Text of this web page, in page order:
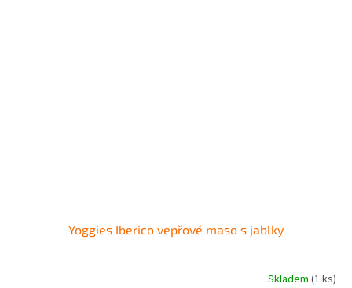
Yoggies Iberico vepřové maso s jablky
Skladem (1 ks)